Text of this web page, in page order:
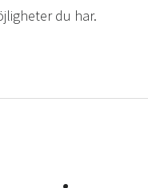
du har.